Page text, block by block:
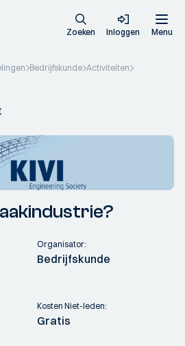
Zoeken Inloggen Menu
Bedrijfskunde Activiteiten
Organisator:
Bedrijfskunde
Kosten Niet-leden:
Gratis